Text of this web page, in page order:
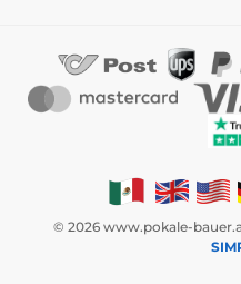
© 2026 www.pokale-